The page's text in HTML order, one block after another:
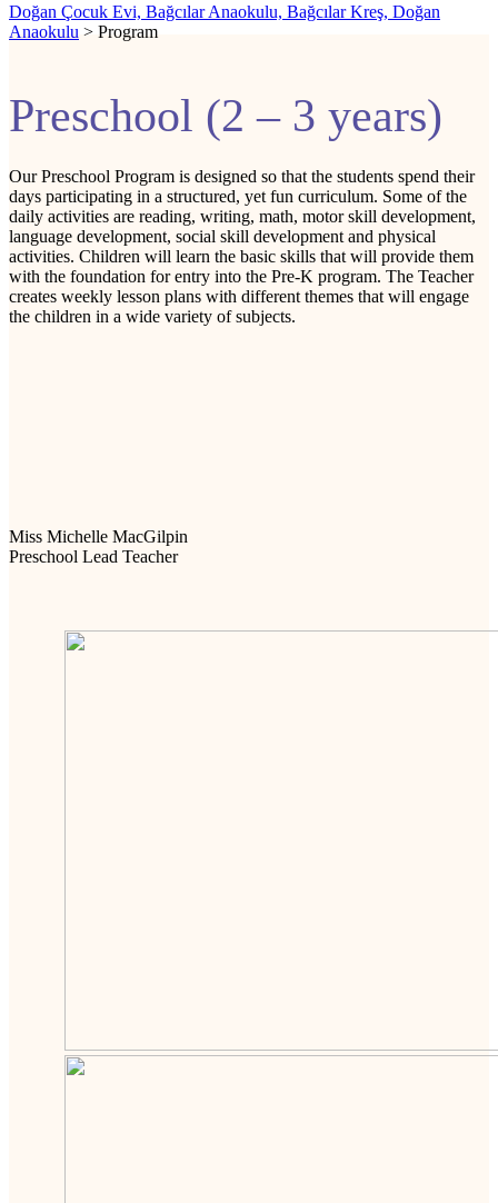
Doğan Çocuk Evi, Bağcılar Anaokulu, Bağcılar Kreş, Doğan
Anaokulu > Program
Preschool (2 – 3 years)
Our Preschool Program is designed so that the students spend their
days participating in a structured, yet fun curriculum. Some of the
daily activities are reading, writing, math, motor skill development,
language development, social skill development and physical
activities. Children will learn the basic skills that will provide them
with the foundation for entry into the Pre-K program. The Teacher
creates weekly lesson plans with different themes that will engage
the children in a wide variety of subjects.
Miss Michelle MacGilpin
Preschool Lead Teacher